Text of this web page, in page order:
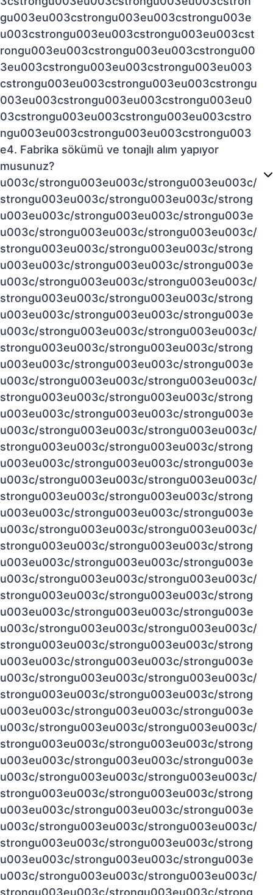
gu003eu003cstrongu003eu003cstrongu003e
u003cstrongu003eu003cstrongu003eu003cst
rongu003eu003cstrongu003eu003cstrongu00
3eu003cstrongu003eu003cstrongu003eu003
cstrongu003eu003cstrongu003eu003cstrongu
003eu003cstrongu003eu003cstrongu003eu0
03cstrongu003eu003cstrongu003eu003cstro
ngu003eu003cstrongu003eu003cstrongu003
e4. Fabrika sökümü ve tonajlı alım yapıyor
musunuz?
u003c/strongu003eu003c/strongu003eu003c/
strongu003eu003c/strongu003eu003c/strong
u003eu003c/strongu003eu003c/strongu003e
u003c/strongu003eu003c/strongu003eu003c/
strongu003eu003c/strongu003eu003c/strong
u003eu003c/strongu003eu003c/strongu003e
u003c/strongu003eu003c/strongu003eu003c/
strongu003eu003c/strongu003eu003c/strong
u003eu003c/strongu003eu003c/strongu003e
u003c/strongu003eu003c/strongu003eu003c/
strongu003eu003c/strongu003eu003c/strong
u003eu003c/strongu003eu003c/strongu003e
u003c/strongu003eu003c/strongu003eu003c/
strongu003eu003c/strongu003eu003c/strong
u003eu003c/strongu003eu003c/strongu003e
u003c/strongu003eu003c/strongu003eu003c/
strongu003eu003c/strongu003eu003c/strong
u003eu003c/strongu003eu003c/strongu003e
u003c/strongu003eu003c/strongu003eu003c/
strongu003eu003c/strongu003eu003c/strong
u003eu003c/strongu003eu003c/strongu003e
u003c/strongu003eu003c/strongu003eu003c/
strongu003eu003c/strongu003eu003c/strong
u003eu003c/strongu003eu003c/strongu003e
u003c/strongu003eu003c/strongu003eu003c/
strongu003eu003c/strongu003eu003c/strong
u003eu003c/strongu003eu003c/strongu003e
u003c/strongu003eu003c/strongu003eu003c/
strongu003eu003c/strongu003eu003c/strong
u003eu003c/strongu003eu003c/strongu003e
u003c/strongu003eu003c/strongu003eu003c/
strongu003eu003c/strongu003eu003c/strong
u003eu003c/strongu003eu003c/strongu003e
u003c/strongu003eu003c/strongu003eu003c/
strongu003eu003c/strongu003eu003c/strong
u003eu003c/strongu003eu003c/strongu003e
u003c/strongu003eu003c/strongu003eu003c/
strongu003eu003c/strongu003eu003c/strong
u003eu003c/strongu003eu003c/strongu003e
u003c/strongu003eu003c/strongu003eu003c/
strongu003eu003c/strongu003eu003c/strong
u003eu003c/strongu003eu003c/strongu003e
u003c/strongu003eu003c/strongu003eu003c/
strongu003eu003c/strongu003eu003c/strong